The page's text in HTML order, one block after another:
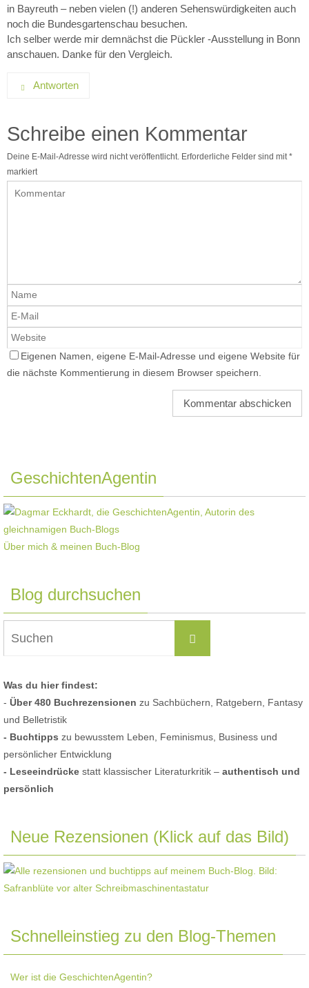
in Bayreuth – neben vielen (!) anderen Sehenswürdigkeiten auch
noch die Bundesgartenschau besuchen.
Ich selber werde mir demnächst die Pückler -Ausstellung in Bonn
anschauen. Danke für den Vergleich.
Antworten
Schreibe einen Kommentar
Deine E-Mail-Adresse wird nicht veröffentlicht. Erforderliche Felder sind mit*
markiert
Eigenen Namen, eigene E-Mail-Adresse und eigene Website für
die nächste Kommentierung in diesem Browser speichern.
GeschichtenAgentin
Über mich & meinen Buch-Blog
Blog durchsuchen
Suchen
Was du hier findest:
- Über 480 Buchrezensionen zu Sachbüchern, Ratgebern, Fantasy
und Belletristik
- Buchtipps zu bewusstem Leben, Feminismus, Business und
persönlicher Entwicklung
- Leseeindrücke statt klassischer Literaturkritik – authentisch und
persönlich
Neue Rezensionen (Klick auf das Bild)
Schnelleinstieg zu den Blog-Themen
Wer ist die GeschichtenAgentin?